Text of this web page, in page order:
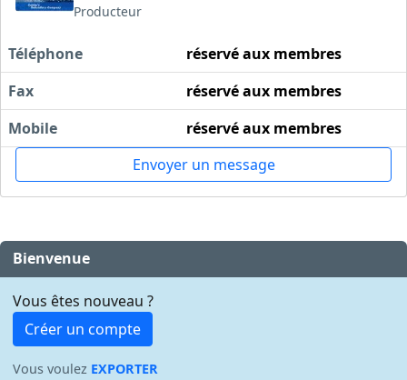
Producteur
Téléphone
réservé aux membres
Fax
réservé aux membres
Mobile
réservé aux membres
Envoyer un message
Bienvenue
Vous êtes nouveau ?
Créer un compte
Vous voulez EXPORTER